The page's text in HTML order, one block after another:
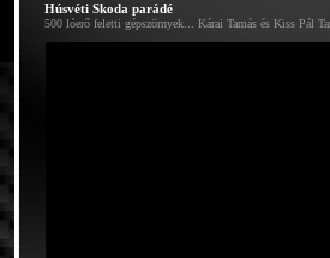
Húsvéti Skoda parádé
500 lóerő feletti gépszörnyek... Kárai Tamás és Kiss Pál